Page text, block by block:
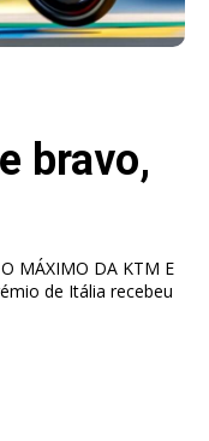
bravo,
O MÁXIMO DA KTM E
de Itália recebeu